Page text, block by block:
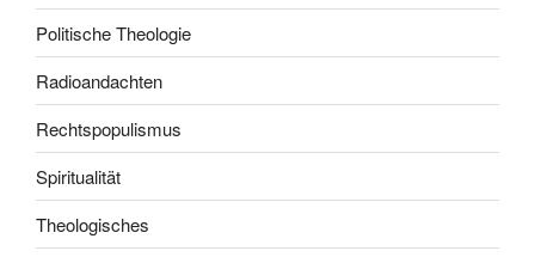
Politische Theologie
Radioandachten
Rechtspopulismus
Spiritualität
Theologisches